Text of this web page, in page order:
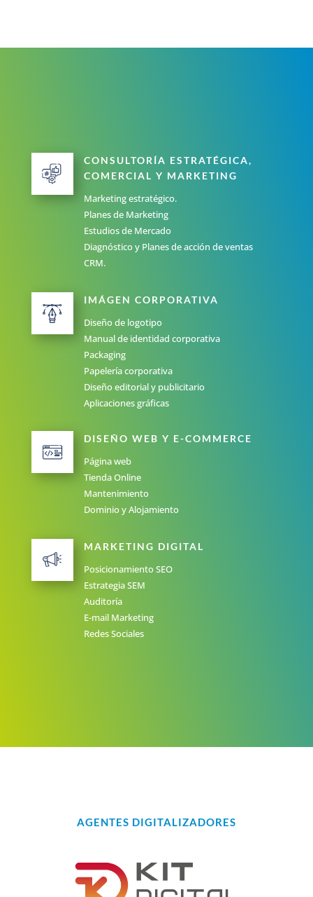
CONSULTORÍA ESTRATÉGICA,
COMERCIAL Y MARKETING
Marketing estratégico.
Planes de Marketing
Estudios de Mercado
Diagnóstico y Planes de acción de ventas
CRM.
IMÁGEN CORPORATIVA
Diseño de logotipo
Manual de identidad corporativa
Packaging
Papelería corporativa
Diseño editorial y publicitario
Aplicaciones gráficas
DISEÑO WEB Y E-COMMERCE
Página web
Tienda Online
Mantenimiento
Dominio y Alojamiento
MARKETING DIGITAL
Posicionamiento SEO
Estrategia SEM
Auditoría
E-mail Marketing
Redes Sociales
AGENTES DIGITALIZADORES